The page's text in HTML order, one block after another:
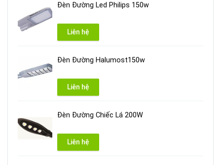
Đèn Đường Led Philips 150w
Liên hệ
Đèn Đường Halumost150w
Liên hệ
Đèn Đường Chiếc Lá 200W
Liên hệ